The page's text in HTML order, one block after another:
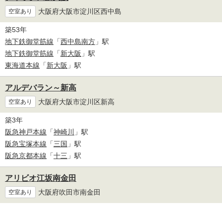
空室あり 大阪府大阪市淀川区西中島
築53年
地下鉄御堂筋線 「西中島南方 」駅
地下鉄御堂筋線 「新大阪 」駅
東海道本線 「新大阪 」駅
アルデバラン～新高
空室あり 大阪府大阪市淀川区新高
築3年
阪急神戸本線 「神崎川
」駅
阪急宝塚本線 「三国 」駅
阪急京都本線 「十三 」駅
アリビオ江坂南金田
空室あり 大阪府吹田市南金田